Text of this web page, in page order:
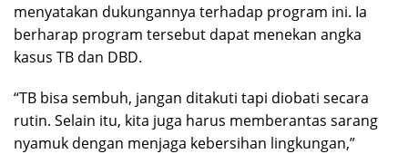
menyatakan dukungannya terhadap program ini. Ia
berharap program tersebut dapat menekan angka
kasus TB dan DBD.
“TB bisa sembuh, jangan ditakuti tapi diobati secara
rutin. Selain itu, kita juga harus memberantas sarang
nyamuk dengan menjaga kebersihan lingkungan,”